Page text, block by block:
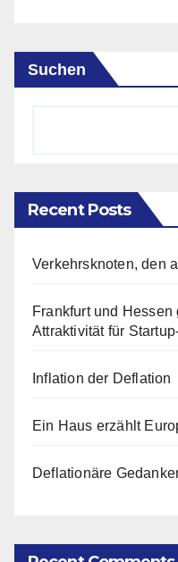
Suchen
Recent Posts
Verkehrsknoten, den
Frankfurt und
Attraktivität für
Inflation der Deflation
Ein Haus erzählt
Deflationäre